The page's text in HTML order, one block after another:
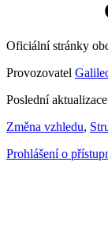
Oficiální stránky
Provozovatel
Poslední
Změna vzhledu,
Prohlášení o